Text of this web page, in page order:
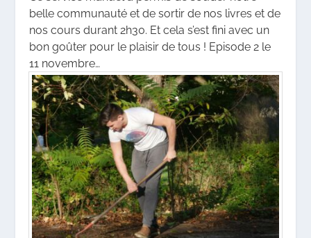
belle communauté et de sortir de nos livres et de
nos cours durant 2h30. Et cela s’est fini avec un
bon goûter pour le plaisir de tous ! Episode 2 le
11 novembre…